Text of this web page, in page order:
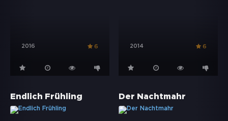
2016 6 2014 6
Endlich Frühling Der Nachtmahr